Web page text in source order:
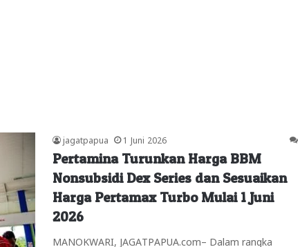
jagatpapua 1 Juni 2026
Pertamina Turunkan Harga BBM
Nonsubsidi Dex Series dan Sesuaikan
Harga Pertamax Turbo Mulai 1 Juni
2026
MANOKWARI, JAGATPAPUA.com– Dalam rangka